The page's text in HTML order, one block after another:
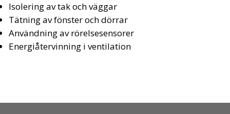
Isolering av tak och väggar
Tätning av fönster och dörrar
Användning av rörelsesensorer
Energiåtervinning i ventilation